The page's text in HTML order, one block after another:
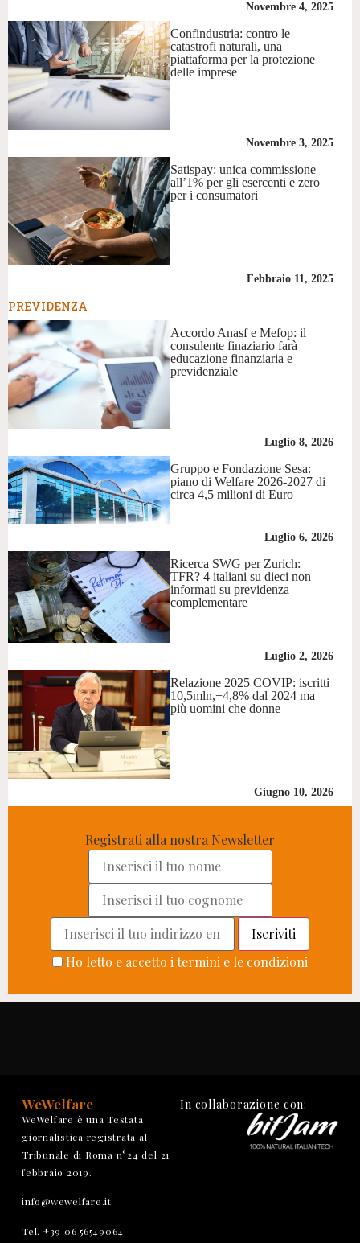
Novembre 4, 2025
Confindustria: contro le
catastrofi naturali, una
piattaforma per la protezione
delle imprese
Novembre 3, 2025
Satispay: unica commissione
all’1% per gli esercenti e zero
per i consumatori
Febbraio 11, 2025
PREVIDENZA
Accordo Anasf e Mefop: il
consulente finaziario farà
educazione finanziaria e
previdenziale
Luglio 8, 2026
Gruppo e Fondazione Sesa:
piano di Welfare 2026-2027 di
circa 4,5 milioni di Euro
Luglio 6, 2026
Ricerca SWG per Zurich:
TFR? 4 italiani su dieci non
informati su previdenza
complementare
Luglio 2, 2026
Relazione 2025 COVIP: iscritti
10,5mln,+4,8% dal 2024 ma
più uomini che donne
Giugno 10, 2026
Registrati alla nostra Newsletter
Ho letto e accetto i termini e le condizioni
WeWelfare
WeWelfare è una Testata
giornalistica registrata al
Tribunale di Roma n°24 del 21
febbraio 2019.
info@wewelfare.it
Tel. +39 06 56549064
In collaborazione con: